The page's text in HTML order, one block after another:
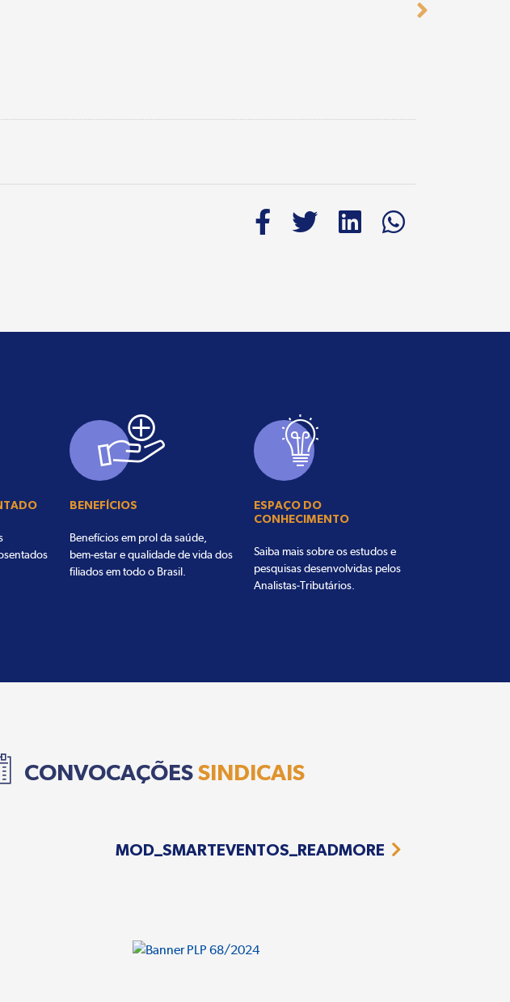
BENEFÍCIOS
Benefícios em prol da saúde,
bem-estar e qualidade de vida dos
filiados em todo o Brasil.
ESPAÇO DO
CONHECIMENTO
Saiba mais sobre os estudos e
pesquisas desenvolvidas pelos
Analistas-Tributários.
CONVOCAÇÕESSINDICAIS
MOD_SMARTEVENTOS_READMORE